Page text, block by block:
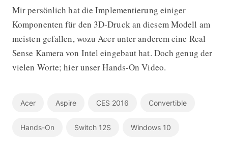
Mir persönlich hat die Implementierung einiger
Komponenten für den 3D-Druck an diesem Modell am
meisten gefallen, wozu Acer unter anderem eine Real
Sense Kamera von Intel eingebaut hat. Doch genug der
vielen Worte; hier unser Hands-On Video.
Acer Aspire CES 2016 Convertible
Hands-On Switch 12S Windows 10